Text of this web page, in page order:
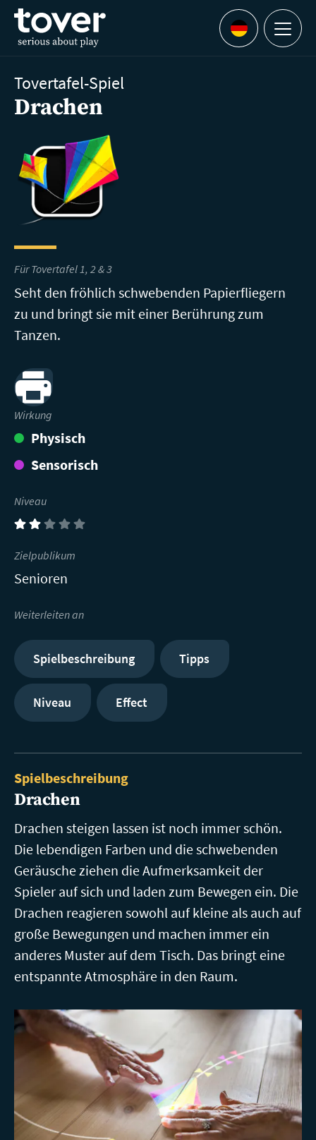
Zum Hauptinhalt springen
Languages
Menu
Tovertafel-Spiel
Drachen
Für Tovertafel 1, 2 & 3
Seht den fröhlich schwebenden Papierfliegern
zu und bringt sie mit einer Berührung zum
Tanzen.
Print
Wirkung
Physisch
Sensorisch
Niveau
(2)
Zielpublikum
Senioren
Weiterleiten an
Spielbeschreibung Tipps
Niveau Effect
Spielbeschreibung
Drachen
Drachen steigen lassen ist noch immer schön.
Die lebendigen Farben und die schwebenden
Geräusche ziehen die Aufmerksamkeit der
Spieler auf sich und laden zum Bewegen ein. Die
Drachen reagieren sowohl auf kleine als auch auf
große Bewegungen und machen immer ein
anderes Muster auf dem Tisch. Das bringt eine
entspannte Atmosphäre in den Raum.